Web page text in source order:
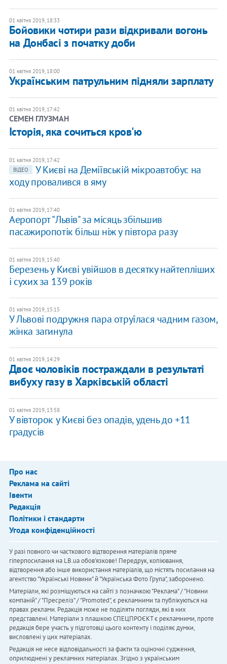
01 квітня 2019, 18:33
Бойовики чотири рази відкривали вогонь
на Донбасі з початку доби
01 квітня 2019, 18:00
Українським патрульним підняли зарплату
01 квітня 2019, 17:42
СЕМЕН ГЛУЗМАН
Історія, яка сочиться кров'ю
01 квітня 2019, 17:42
ВІДЕО
У Києві на Деміївській мікроавтобус на
ходу провалився в яму
01 квітня 2019, 17:40
Аеропорт "Львів" за місяць збільшив
пасажиропотік більш ніж у півтора разу
01 квітня 2019, 15:40
Березень у Києві увійшов в десятку найтепліших
і сухих за 139 років
01 квітня 2019, 15:15
У Львові подружня пара отруїлася чадним газом,
жінка загинула
01 квітня 2019, 14:29
Двоє чоловіків постраждали в результаті
вибуху газу в Харківській області
01 квітня 2019, 13:58
У вівторок у Києві без опадів, удень до +11
градусів
Про нас
Реклама на сайті
Івенти
Редакція
Політики і стандарти
Угода конфіденційності
У разі повного чи часткового відтворення матеріалів пряме
гіперпосилання на LB.ua обов'язкове! Передрук, копіювання,
відтворення або інше використання матеріалів, що містять посилання на
агентство "Українськi Новини" й "Українська Фото Група", заборонено.
Матеріали, які розміщуються на сайті з позначкою "Реклама" / "Новини
компаній" / "Пресреліз" / "Promoted", є рекламними та публікуються на
правах реклами. Редакція може не поділяти погляди, які в них
представлені. Матеріали з плашкою СПЕЦПРОЄКТ є рекламними, проте
редакція бере участь у підготовці цього контенту і поділяє думки,
висловлені у цих матеріалах.
Редакція не несе відповідальності за факти та оціночні судження,
оприлюднені у рекламних матеріалах. Згідно з українським